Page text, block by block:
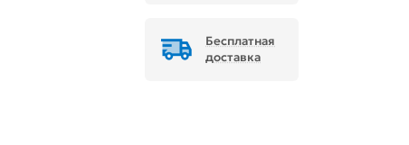
Бесплатная
доставка